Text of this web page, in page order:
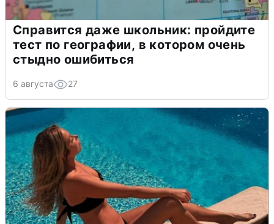
Справится даже школьник: пройдите
тест по географии, в котором очень
стыдно ошибиться
6 августа 27